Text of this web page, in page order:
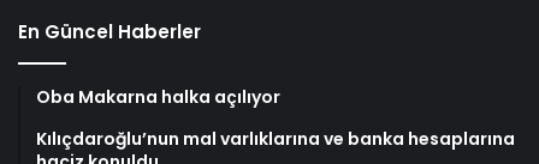
En Güncel Haberler
Oba Makarna halka açılıyor
Kılıçdaroğlu’nun mal varlıklarına ve banka hesaplarına